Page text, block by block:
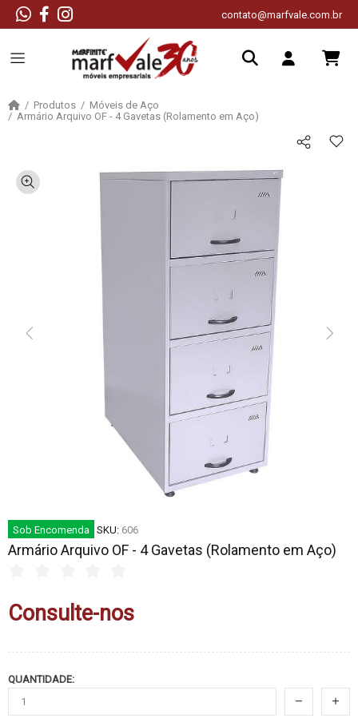
contato@marfvale.com.br
Produtos
Móveis de Aço
Armário Arquivo OF - 4 Gavetas (Rolamento em Aço)
Sob Encomenda SKU: 606
Armário Arquivo OF - 4 Gavetas (Rolamento em Aço)
Consulte-nos
QUANTIDADE: